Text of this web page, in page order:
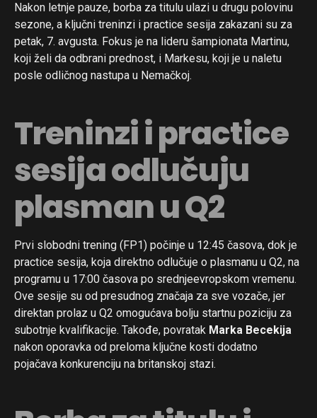
Nakon letnje pauze, borba za titulu ulazi u drugu polovinu
sezone, a ključni treninzi i practice sesija zakazani su za
petak, 7. avgusta. Fokus je na lideru šampionata Martinu,
koji želi da odbrani prednost, i Markesu, koji je u naletu
posle odličnog nastupa u Nemačkoj.
Treninzi i practice
sesija odlučuju
plasman u Q2
Prvi slobodni trening (FP1) počinje u 12:45 časova, dok je
practice sesija, koja direktno odlučuje o plasmanu u Q2, na
programu u 17:00 časova po srednjeevropskom vremenu.
Ove sesije su od presudnog značaja za sve vozače, jer
direktan prolaz u Q2 omogućava bolju startnu poziciju za
subotnje kvalifikacije. Takođe, povratak Marka Becekija
nakon oporavka od preloma ključne kosti dodatno
pojačava konkurenciju na britanskoj stazi.